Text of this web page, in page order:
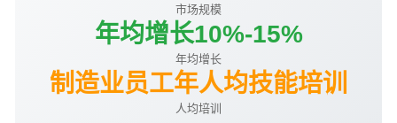
市场规模
年均增长10%-15%
年均增长
制造业员工年人均技能培训
人均培训